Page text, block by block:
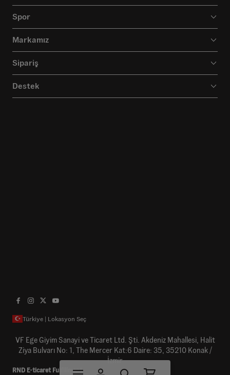
Spor
Markamız
Sipariş
Destek
Türkiye | Lokasyon Seç
VF Ege Giyim Sanayi ve Ticaret Ltd. Şti. Akdeniz Mahallesi, Halit
Ziya Bulvarı No: 1, The Mercer Kat:6 Daire: 35, 35210 Konak /
İzmir
RND E-ticaret Fulfillment